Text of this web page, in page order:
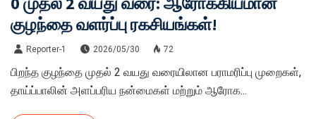
குழந்தை வளர்ப்பு ரகசியங்கள்!
Reporter-1 2026/05/30 72
பிறந்த குழந்தை முதல் 2 வயது வரையிலான பராமரிப்பு முறைகள்,
தாய்ப்பாலின் அளப்பரிய நன்மைகள் மற்றும் ஆரோக...